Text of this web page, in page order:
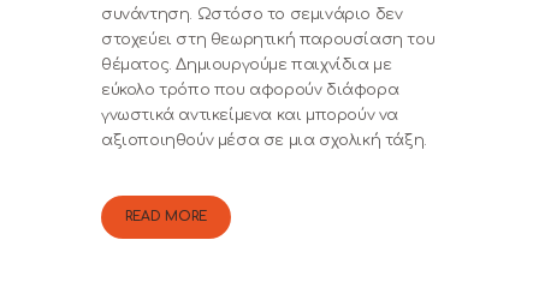
συνάντηση. Ωστόσο το σεμινάριο δεν
στοχεύει στη θεωρητική παρουσίαση του
θέματος. Δημιουργούμε παιχνίδια με
εύκολο τρόπο που αφορούν διάφορα
γνωστικά αντικείμενα και μπορούν να
αξιοποιηθούν μέσα σε μια σχολική τάξη.
READ MORE